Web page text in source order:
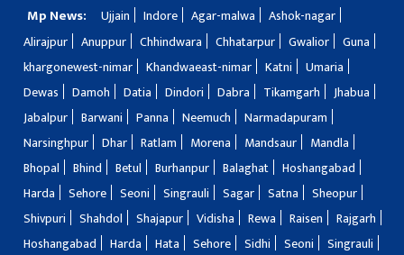
Mp News: Ujjain Indore Agar-malwa
Ashok-nagar
Alirajpur
Anuppur Chhindwara Chhatarpur Gwalior
Guna
khargonewest-nimar
Khandwaeast-nimar Katni
Umaria
Dewas
Damoh Datia Dindori Dabra Tikamgarh
Jhabua
Jabalpur
Barwani Panna Neemuch
Narmadapuram
Narsinghpur
Dhar Ratlam Morena Mandsaur
Mandla
Bhopal
Bhind Betul Burhanpur Balaghat
Hoshangabad
Harda
Sehore Seoni Singrauli Sagar Satna
Sheopur
Shivpuri
Shahdol Shajapur Vidisha Rewa Raisen
Rajgarh
Hoshangabad
Harda Hata Sehore Sidhi Seoni
Singrauli